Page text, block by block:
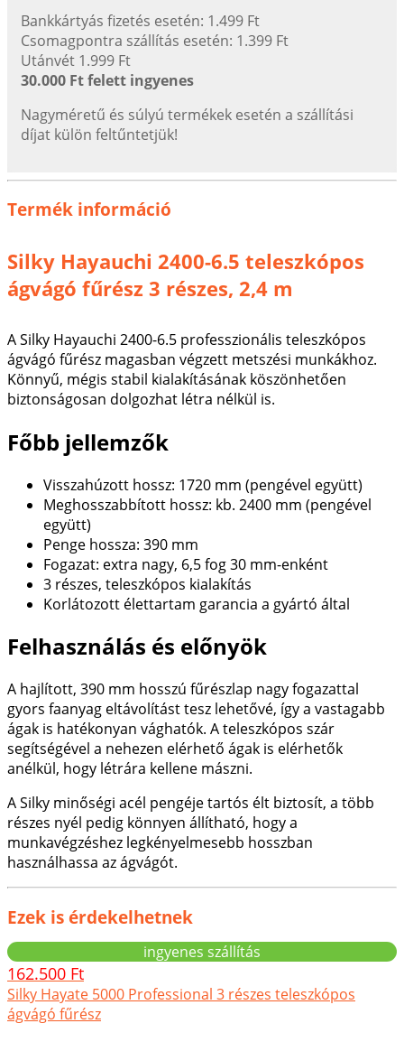
Bankkártyás fizetés esetén: 1.499 Ft
Csomagpontra szállítás esetén: 1.399 Ft
Utánvét 1.999 Ft
30.000 Ft felett ingyenes
Nagyméretű és súlyú termékek esetén a szállítási
díjat külön feltűntetjük!
Termék információ
Silky Hayauchi 2400-6.5 teleszkópos
ágvágó fűrész 3 részes, 2,4 m
A Silky Hayauchi 2400-6.5 professzionális teleszkópos
ágvágó fűrész magasban végzett metszési munkákhoz.
Könnyű, mégis stabil kialakításának köszönhetően
biztonságosan dolgozhat létra nélkül is.
Főbb jellemzők
Visszahúzott hossz: 1720 mm (pengével együtt)
Meghosszabbított hossz: kb. 2400 mm (pengével
együtt)
Penge hossza: 390 mm
Fogazat: extra nagy, 6,5 fog 30 mm-enként
3 részes, teleszkópos kialakítás
Korlátozott élettartam garancia a gyártó által
Felhasználás és előnyök
A hajlított, 390 mm hosszú fűrészlap nagy fogazattal
gyors faanyag eltávolítást tesz lehetővé, így a vastagabb
ágak is hatékonyan vághatók. A teleszkópos szár
segítségével a nehezen elérhető ágak is elérhetők
anélkül, hogy létrára kellene mászni.
A Silky minőségi acél pengéje tartós élt biztosít, a több
részes nyél pedig könnyen állítható, hogy a
munkavégzéshez legkényelmesebb hosszban
használhassa az ágvágót.
Ezek is érdekelhetnek
ingyenes szállítás
162.500 Ft
Silky Hayate 5000 Professional 3 részes teleszkópos
ágvágó fűrész